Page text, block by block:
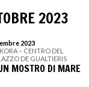
2023
2023
– CENTRO DEL
DE GUALTIERIS
MOSTRO DI MARE